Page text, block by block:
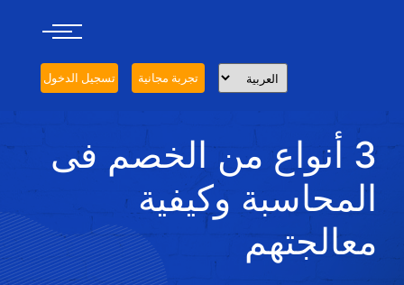
تجربة مجانية تسجيل الدخول
3 أنواع من الخصم فى
المحاسبة وكيفية
معالجتهم